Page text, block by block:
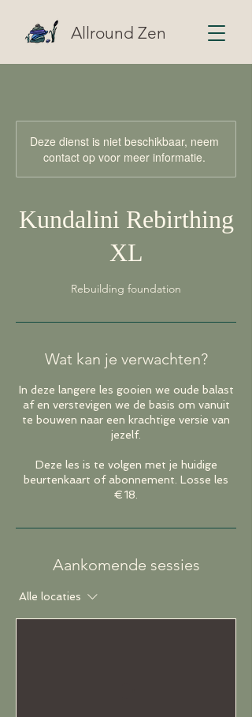
Allround Zen
Deze dienst is niet beschikbaar, neem
contact op voor meer informatie.
Kundalini Rebirthing
XL
Rebuilding foundation
Wat kan je verwachten?
In deze langere les gooien we oude balast
af en verstevigen we de basis om vanuit
te bouwen naar een krachtige versie van
jezelf.
Deze les is te volgen met je huidige
beurtenkaart of abonnement. Losse les
€18.
Aankomende sessies
Alle locaties